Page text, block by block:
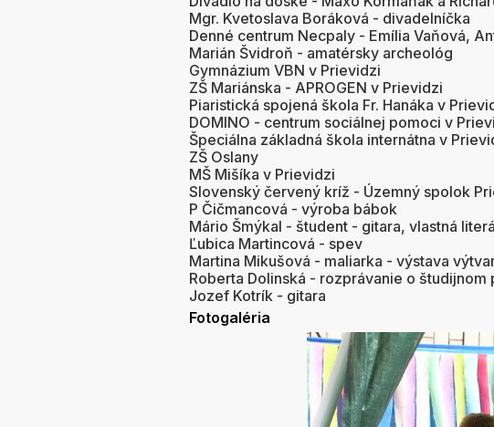
Mgr. Kvetoslava Boráková - divadelníčka
Denné centrum Necpaly - Emília Vaňová,
Marián Švidroň - amatérsky archeológ
Gymnázium VBN v Prievidzi
ZŠ Mariánska - APROGEN v Prievidzi
Piaristická spojená škola Fr. Hanáka v
DOMINO - centrum sociálnej pomoci v
Špeciálna základná škola internátna v
ZŠ Oslany
MŠ Mišíka v Prievidzi
Slovenský červený kríž - Územný spolok
P Čičmancová - výroba bábok
Mário Šmýkal - študent - gitara, vlastná
Ľubica Martincová - spev
Martina Mikušová - maliarka - výstava
Roberta Dolinská - rozprávanie o
Jozef Kotrík - gitara
Fotogaléria